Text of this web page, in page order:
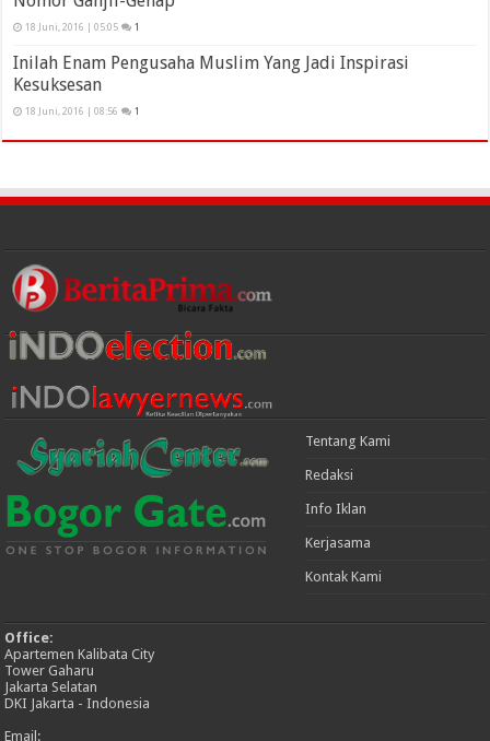
18 Juni, 2016 | 05:05 1
Inilah Enam Pengusaha Muslim Yang Jadi Inspirasi
Kesuksesan
18 Juni, 2016 | 08:56 1
Tentang Kami
Redaksi
Info Iklan
Kerjasama
Kontak Kami
Office:
Apartemen Kalibata City
Tower Gaharu
Jakarta Selatan
DKI Jakarta - Indonesia
Email: